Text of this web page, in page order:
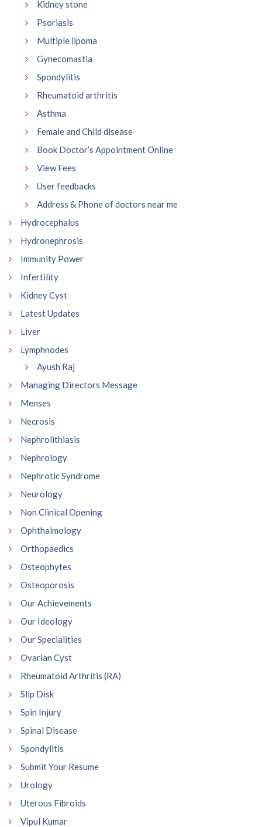
Kidney stone
Psoriasis
Multiple lipoma
Gynecomastia
Spondylitis
Rheumatoid arthritis
Asthma
Female and Child disease
Book Doctor’s Appointment Online
View Fees
User feedbacks
Address & Phone of doctors near me
Hydrocephalus
Hydronephrosis
Immunity Power
Infertility
Kidney Cyst
Latest Updates
Liver
Lymphnodes
Ayush Raj
Managing Directors Message
Menses
Necrosis
Nephrolithiasis
Nephrology
Nephrotic Syndrome
Neurology
Non Clinical Opening
Ophthalmology
Orthopaedics
Osteophytes
Osteoporosis
Our Achievements
Our Ideology
Our Specialities
Ovarian Cyst
Rheumatoid Arthritis (RA)
Slip Disk
Spin Injury
Spinal Disease
Spondylitis
Submit Your Resume
Urology
Uterous Fibroids
Vipul Kumar